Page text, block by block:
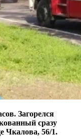
Загорелся
сразу
Чкалова, 56/1.